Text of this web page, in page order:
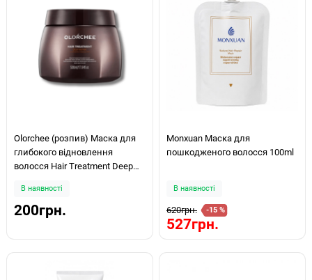
Olorchee (розпив) Маска для
глибокого відновлення
волосся Hair Treatment Deep
В наявності
200грн.
Monxuan Маска для
пошкодженого волосся 100ml
В наявності
620грн. -15 %
527грн.